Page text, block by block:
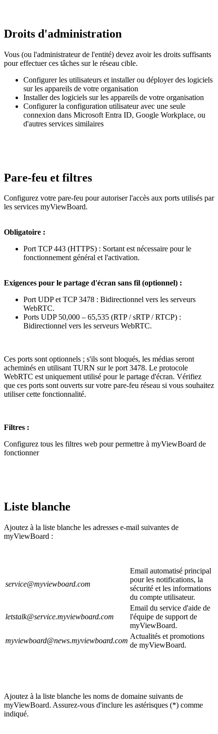
Droits d'administration
Vous (ou l'administrateur de l'entité) devez avoir les droits suffisants
pour effectuer ces tâches sur le réseau cible.
Configurer les utilisateurs et installer ou déployer des logiciels
sur les appareils de votre organisation
Installer des logiciels sur les appareils de votre organisation
Configurer la configuration utilisateur avec une seule
connexion dans Microsoft Entra ID, Google Workplace, ou
d'autres services similaires
Pare-feu et filtres
Configurez votre pare-feu pour autoriser l'accès aux ports utilisés par
les services myViewBoard.
Obligatoire :
Port TCP 443 (HTTPS) : Sortant est nécessaire pour le
fonctionnement général et l'activation.
Exigences pour le partage d'écran sans fil (optionnel) :
Port UDP et TCP 3478 : Bidirectionnel vers les serveurs
WebRTC.
Ports UDP 50,000 – 65,535 (RTP / sRTP / RTCP) :
Bidirectionnel vers les serveurs WebRTC.
Ces ports sont optionnels ; s'ils sont bloqués, les médias seront
acheminés en utilisant TURN sur le port 3478. Le protocole
WebRTC est uniquement utilisé pour le partage d'écran. Vérifiez
que ces ports sont ouverts sur votre pare-feu réseau si vous souhaitez
utiliser cette fonctionnalité.
Filtres :
Configurez tous les filtres web pour permettre à myViewBoard de
fonctionner
Liste blanche
Ajoutez à la liste blanche les adresses e-mail suivantes de
myViewBoard :
service@myviewboard.com
Email automatisé principal
pour les notifications, la
sécurité et les informations
du compte utilisateur.
letstalk@service.myviewboard.com
Email du service d'aide de
l'équipe de support de
myViewBoard.
myviewboard@news.myviewboard.com
Actualités et promotions
de myViewBoard.
Ajoutez à la liste blanche les noms de domaine suivants de
myViewBoard. Assurez-vous d'inclure les astérisques (*) comme
indiqué.